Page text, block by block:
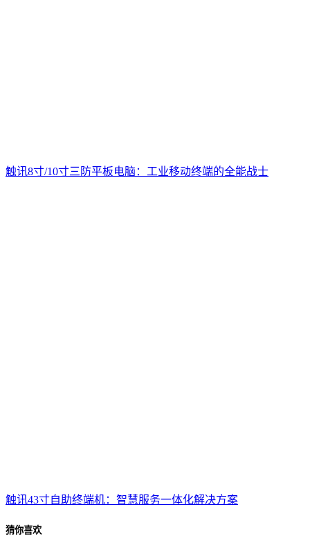
触讯8寸/10寸三防平板电脑：工业移动终端的全能战士
触讯43寸自助终端机：智慧服务一体化解决方案
猜你喜欢